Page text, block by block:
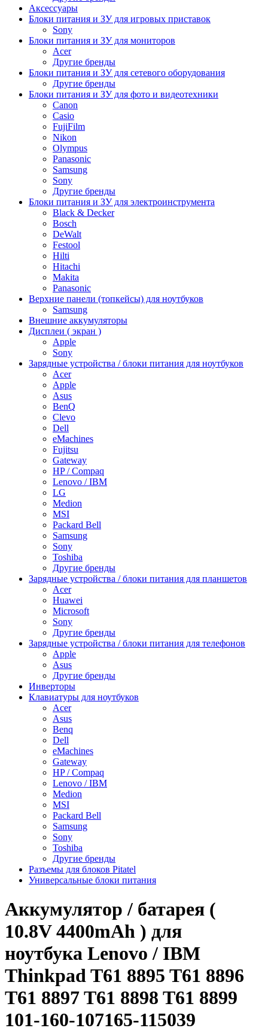
Аксессуары
Блоки питания и ЗУ для игровых приставок
Sony
Блоки питания и ЗУ для мониторов
Acer
Другие бренды
Блоки питания и ЗУ для сетевого оборудования
Другие бренды
Блоки питания и ЗУ для фото и видеотехники
Canon
Casio
FujiFilm
Nikon
Olympus
Panasonic
Samsung
Sony
Другие бренды
Блоки питания и ЗУ для электроинструмента
Black & Decker
Bosch
DeWalt
Festool
Hilti
Hitachi
Makita
Panasonic
Верхние панели (топкейсы) для ноутбуков
Samsung
Внешние аккумуляторы
Дисплеи ( экран )
Apple
Sony
Зарядные устройства / блоки питания для ноутбуков
Acer
Apple
Asus
BenQ
Clevo
Dell
eMachines
Fujitsu
Gateway
HP / Compaq
Lenovo / IBM
LG
Medion
MSI
Packard Bell
Samsung
Sony
Toshiba
Другие бренды
Зарядные устройства / блоки питания для планшетов
Acer
Huawei
Microsoft
Sony
Другие бренды
Зарядные устройства / блоки питания для телефонов
Apple
Asus
Другие бренды
Инверторы
Клавиатуры для ноутбуков
Acer
Asus
Benq
Dell
eMachines
Gateway
HP / Compaq
Lenovo / IBM
Medion
MSI
Packard Bell
Samsung
Sony
Toshiba
Другие бренды
Разъемы для блоков Pitatel
Универсальные блоки питания
Аккумулятор / батарея (
10.8V 4400mAh ) для
ноутбука Lenovo / IBM
Thinkpad T61 8895 T61 8896
T61 8897 T61 8898 T61 8899
101-160-107165-115039